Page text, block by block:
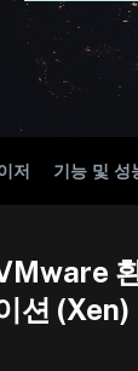
저 기능 및 성
션 (Xen)